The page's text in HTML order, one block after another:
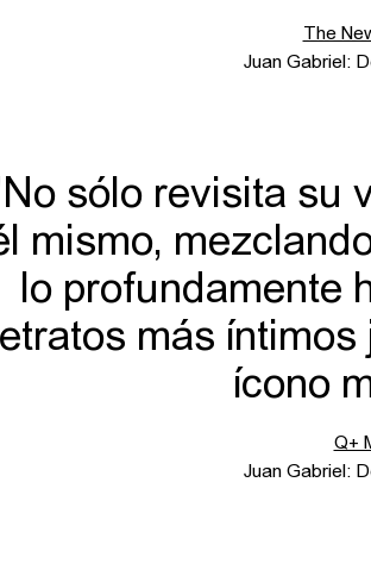
The
Juan Gabriel:
sólo revisita su
mismo,
lo profundamente
más
ícono
Q+
Juan Gabriel: